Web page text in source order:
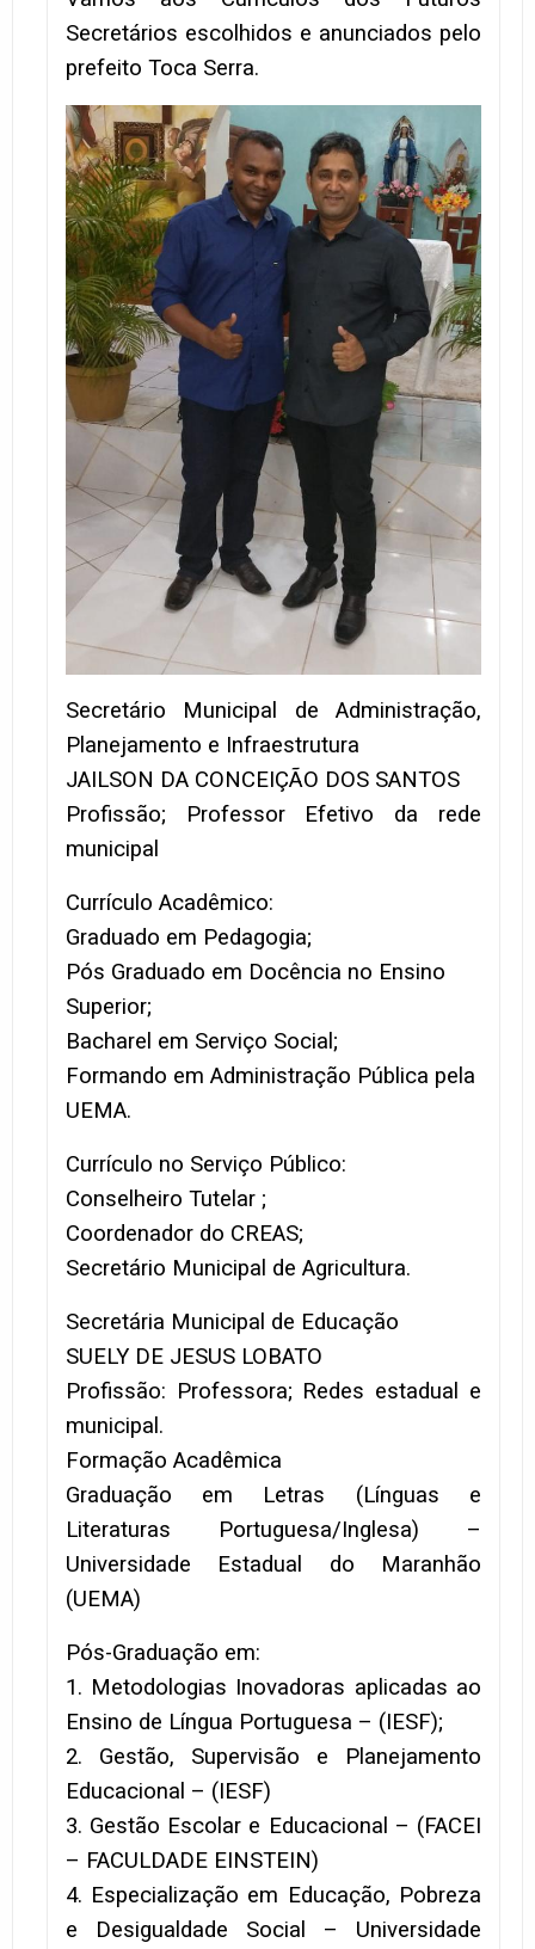
Secretários escolhidos e anunciados pelo
prefeito Toca Serra.
Secretário Municipal de Administração,
Planejamento e Infraestrutura
JAILSON DA CONCEIÇÃO DOS SANTOS
Profissão; Professor Efetivo da rede
municipal
Currículo Acadêmico:
Graduado em Pedagogia;
Pós Graduado em Docência no Ensino
Superior;
Bacharel em Serviço Social;
Formando em Administração Pública pela
UEMA.
Currículo no Serviço Público:
Conselheiro Tutelar ;
Coordenador do CREAS;
Secretário Municipal de Agricultura.
Secretária Municipal de Educação
SUELY DE JESUS LOBATO
Profissão: Professora; Redes estadual e
municipal.
Formação Acadêmica
Graduação em Letras (Línguas e
Literaturas Portuguesa/Inglesa) –
Universidade Estadual do Maranhão
(UEMA)
Pós-Graduação em:
1. Metodologias Inovadoras aplicadas ao
Ensino de Língua Portuguesa – (IESF);
2. Gestão, Supervisão e Planejamento
Educacional – (IESF)
3. Gestão Escolar e Educacional – (FACEI
– FACULDADE EINSTEIN)
4. Especialização em Educação, Pobreza
e Desigualdade Social – Universidade